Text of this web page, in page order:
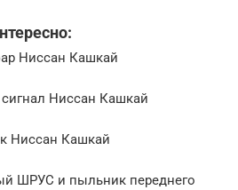
Ниссан Кашкай
Ниссан Кашкай
Ниссан Кашкай
ШРУС и пыльник переднего